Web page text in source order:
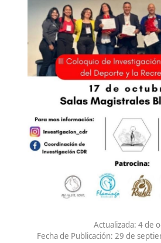
Actualizada: 4 de
Fecha de Publicación: 29 de